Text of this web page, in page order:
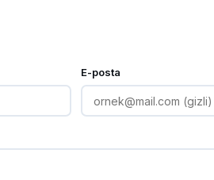
E-posta